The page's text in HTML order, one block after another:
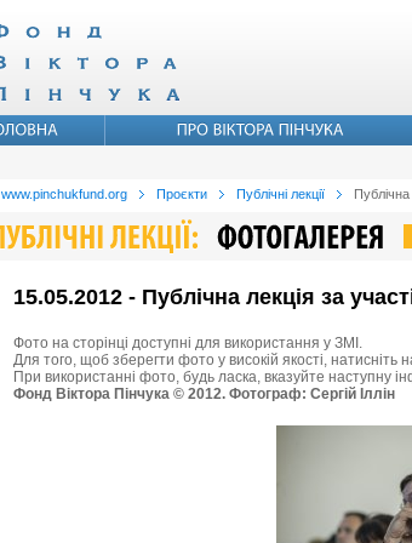
www.pinchukfund.org Проєкти Публічні лекції Публічна
15.05.2012 - Публічна лекція за
Фото на сторінці доступні для використання у ЗМІ.
Для того, щоб зберегти фото у високій якості,
При використанні фото, будь ласка, вказуйте наступну
Фонд Віктора Пінчука © 2012. Фотограф: Сергій Іллін